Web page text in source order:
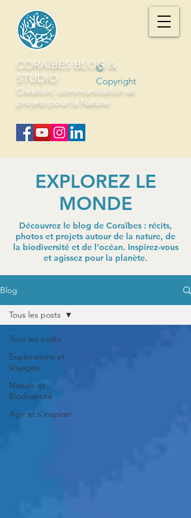
©
Copyright
CORAÏBES BLOG &
STUDIO
Création, communication et
projets pour la Nature
EXPLOREZ LE
MONDE
Découvrez le blog de Coraïbes : récits,
photos et projets autour de la nature, de
la biodiversité et de l’océan. Inspirez-vous
et agissez pour la planète.
Blog
Tous les posts
Explorations et
Voyages
Nature et
Biodiversité
Agir et s'inspirer
Tous les posts